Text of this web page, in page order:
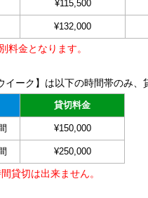
¥115,500
¥132,000
料金となります。
イーク】は以下の時間帯のみ、
貸切料金
¥150,000
¥250,000
貸切は出来ません。